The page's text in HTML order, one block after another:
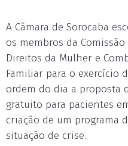
A Câmara de Sorocaba
os membros da
Direitos da Mulher e
Familiar para o exercício
ordem do dia a proposta
gratuito para pacientes
criação de um programa
situação de crise.